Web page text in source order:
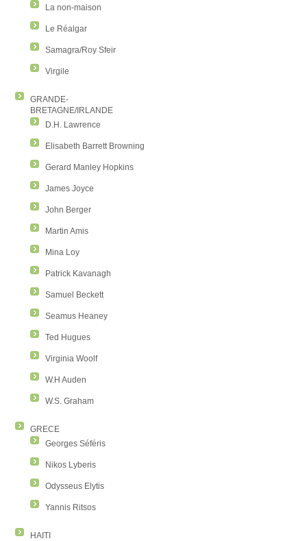
La non-maison
Le Réalgar
Samagra/Roy Sfeir
Virgile
GRANDE-
BRETAGNE/IRLANDE
D.H. Lawrence
Elisabeth Barrett Browning
Gerard Manley Hopkins
James Joyce
John Berger
Martin Amis
Mina Loy
Patrick Kavanagh
Samuel Beckett
Seamus Heaney
Ted Hugues
Virginia Woolf
W.H Auden
W.S. Graham
GRECE
Georges Séféris
Nikos Lyberis
Odysseus Elytis
Yannis Ritsos
HAITI